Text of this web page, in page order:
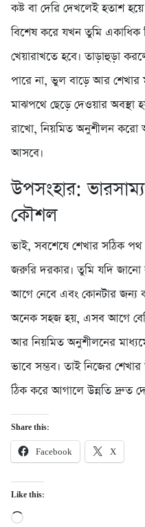
কষ্ট বা দেরি দেখলেই হতাশ
বিশেষ করে যখন তুমি
খেয়ারাখতে হবে। তাড়াহুড়া
পারে না, ভুল বাড়ে আর শেখার
মাঝপথে ছেড়ে দেওয়ার অবস্থা
রাখো, নিয়মিত অনুশীলন
আসবে।
উপসংহার:
কৌশল
ভাই, সবশেষে শেখার সঠিক
জরুরি দরকার। তুমি যদি
আগে নেবে এবং কোনটার জন্য
অনেক সহজ হয়, এসব আগে
আর নিয়মিত অনুশীলনের
ভাবে সম্ভব। তাই নিজের
ঠিক করে আগালে উন্নতি দ্রুত
Share this:
Facebook X
Like this:
Loading…